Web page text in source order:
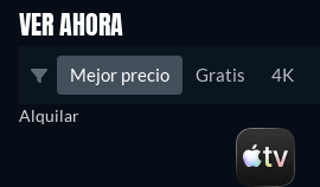
VER AHORA
Mejor precio Gratis 4K
Alquilar